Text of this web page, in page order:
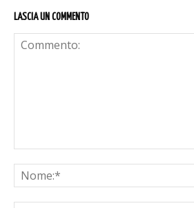
LASCIA UN COMMENTO